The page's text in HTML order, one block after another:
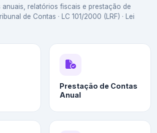
anuais, relatórios fiscais e prestação de
de Contas · LC 101/2000 (LRF) · Lei
Prestação de Contas
Anual